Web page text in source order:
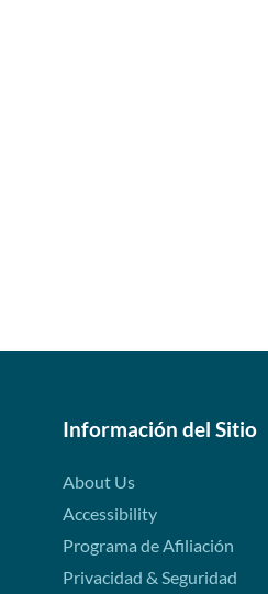
Información del Sitio
About Us
Accessibility
Programa de Afiliación
Privacidad & Seguridad